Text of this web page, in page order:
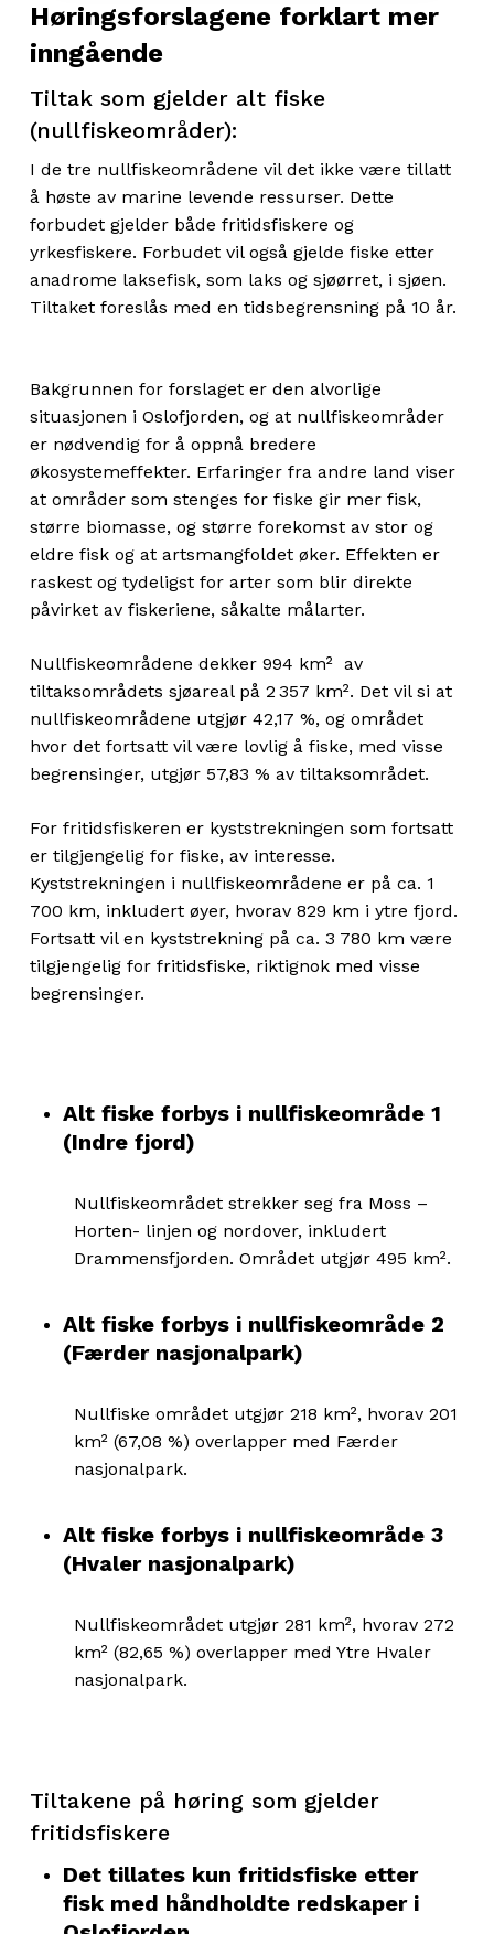
Høringsforslagene forklart mer
inngående
Tiltak som gjelder alt fiske
(nullfiskeområder):
I de tre nullfiskeområdene vil det ikke være tillatt
å høste av marine levende ressurser. Dette
forbudet gjelder både fritidsfiskere og
yrkesfiskere. Forbudet vil også gjelde fiske etter
anadrome laksefisk, som laks og sjøørret, i sjøen.
Tiltaket foreslås med en tidsbegrensning på 10 år.
Bakgrunnen for forslaget er den alvorlige
situasjonen i Oslofjorden, og at nullfiskeområder
er nødvendig for å oppnå bredere
økosystemeffekter. Erfaringer fra andre land viser
at områder som stenges for fiske gir mer fisk,
større biomasse, og større forekomst av stor og
eldre fisk og at artsmangfoldet øker. Effekten er
raskest og tydeligst for arter som blir direkte
påvirket av fiskeriene, såkalte målarter.
Nullfiskeområdene dekker 994 km² av
tiltaksområdets sjøareal på 2 357 km². Det vil si at
nullfiskeområdene utgjør 42,17 %, og området
hvor det fortsatt vil være lovlig å fiske, med visse
begrensinger, utgjør 57,83 % av tiltaksområdet.
For fritidsfiskeren er kyststrekningen som fortsatt
er tilgjengelig for fiske, av interesse.
Kyststrekningen i nullfiskeområdene er på ca. 1
700 km, inkludert øyer, hvorav 829 km i ytre fjord.
Fortsatt vil en kyststrekning på ca. 3 780 km være
tilgjengelig for fritidsfiske, riktignok med visse
begrensinger.
Alt fiske forbys i nullfiskeområde 1
(Indre fjord)
Nullfiskeområdet strekker seg fra Moss –
Horten- linjen og nordover, inkludert
Drammensfjorden. Området utgjør 495 km².
Alt fiske forbys i nullfiskeområde 2
(Færder nasjonalpark)
Nullfiske området utgjør 218 km², hvorav 201
km² (67,08 %) overlapper med Færder
nasjonalpark.
Alt fiske forbys i nullfiskeområde 3
(Hvaler nasjonalpark)
Nullfiskeområdet utgjør 281 km², hvorav 272
km² (82,65 %) overlapper med Ytre Hvaler
nasjonalpark.
Tiltakene på høringsom gjelder
fritidsfiskere
Det tillates kun fritidsfiske etter
fisk med håndholdte redskaper i